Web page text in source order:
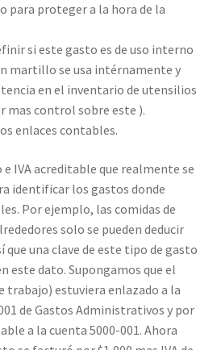
para proteger a la hora de la
si este gasto es de uso interno
martillo se usa intérnamente y
en el inventario de utensilios
mas control sobre este ).
enlaces contables.
IVA acreditable que realmente se
identificar los gastos donde
Por ejemplo, las comidas de
solo se pueden deducir
que una clave de este tipo de gasto
este dato. Supongamos que el
trabajo) estuviera enlazado a la
de Gastos Administrativos y por
a la cuenta 5000-001. Ahora